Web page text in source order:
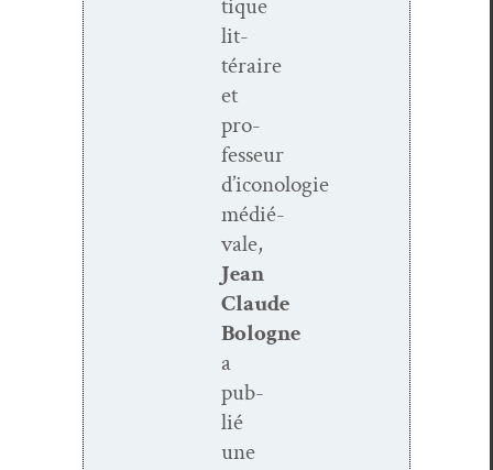
tique
lit­
téraire
et
pro­
fesseur
d’iconologie
médié­
vale,
Jean
Claude
Bologne
a
pub­
lié
une